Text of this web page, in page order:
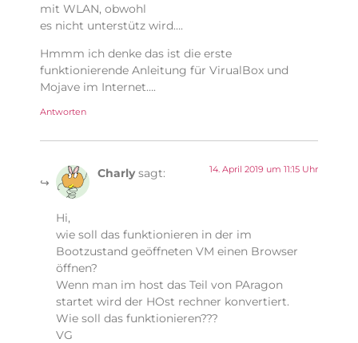
mit WLAN, obwohl
es nicht unterstütz wird….
Hmmm ich denke das ist die erste
funktionierende Anleitung für VirualBox und
Mojave im Internet….
Antworten
Charly sagt: 14. April 2019 um 11:15 Uhr
Hi,
wie soll das funktionieren in der im
Bootzustand geöffneten VM einen Browser
öffnen?
Wenn man im host das Teil von PAragon
startet wird der HOst rechner konvertiert.
Wie soll das funktionieren???
VG